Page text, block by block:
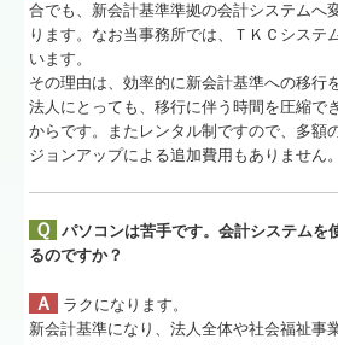
合でも、新会計基準準拠の会計システムへ
ります。なお当事務所では、ＴＫＣシステ
います。
その理由は、効率的に新会計基準への移行
法人にとっても、移行に伴う時間を圧縮で
からです。またレンタル制ですので、多額
ジョンアップによる追加費用もありません。
Ｑ
パソコンは苦手です。会計システムを
るのですか？
Ａ
ラクになります。
新会計基準になり、法人全体や社会福祉事